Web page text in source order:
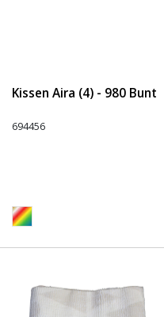
Kissen Aira (4) - 980 Bunt
694456